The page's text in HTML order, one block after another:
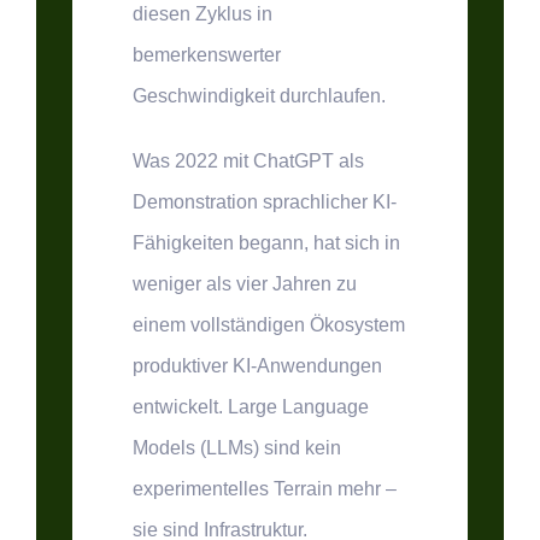
diesen Zyklus in
bemerkenswerter
Geschwindigkeit durchlaufen.
Was 2022 mit ChatGPT als
Demonstration sprachlicher KI-
Fähigkeiten begann, hat sich in
weniger als vier Jahren zu
einem vollständigen Ökosystem
produktiver KI-Anwendungen
entwickelt. Large Language
Models (LLMs) sind kein
experimentelles Terrain mehr –
sie sind Infrastruktur.